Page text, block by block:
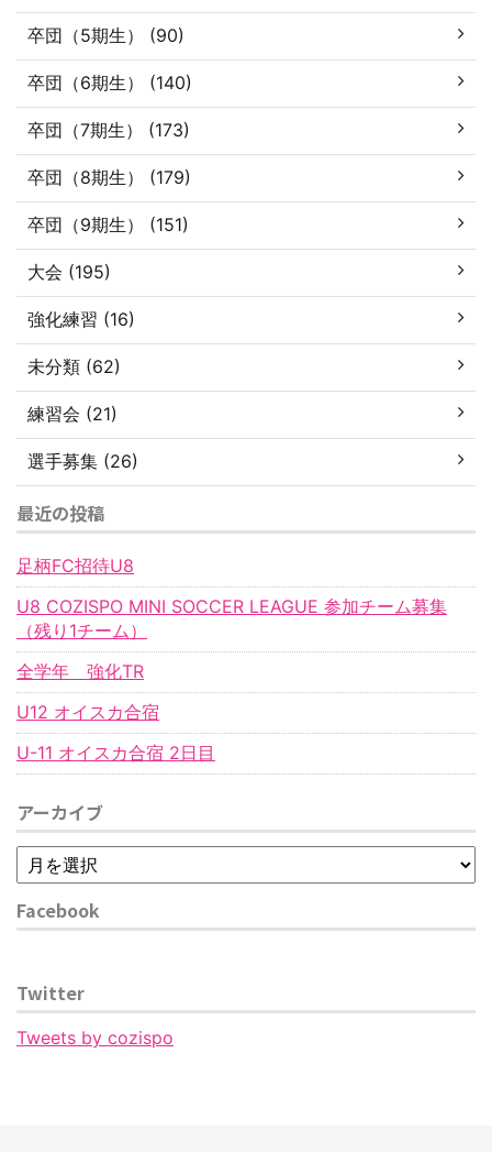
卒団（5期生） (90)
卒団（6期生） (140)
卒団（7期生） (173)
卒団（8期生） (179)
卒団（9期生） (151)
大会 (195)
強化練習 (16)
未分類 (62)
練習会 (21)
選手募集 (26)
最近の投稿
足柄FC招待U8
U8 COZISPO MINI SOCCER LEAGUE 参加チーム募集
（残り1チーム）
全学年 強化TR
U12 オイスカ合宿
U-11 オイスカ合宿 2日目
アーカイブ
Facebook
Twitter
Tweets by cozispo